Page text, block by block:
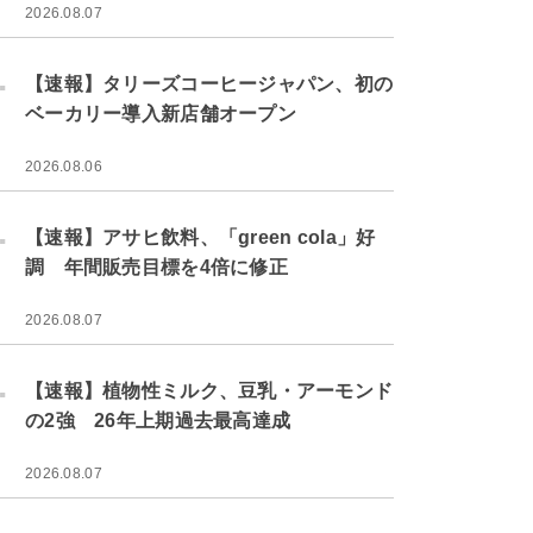
2026.08.07
【速報】タリーズコーヒージャパン、初の
ベーカリー導入新店舗オープン
2026.08.06
【速報】アサヒ飲料、「green cola」好
調 年間販売目標を4倍に修正
2026.08.07
【速報】植物性ミルク、豆乳・アーモンド
の2強 26年上期過去最高達成
2026.08.07